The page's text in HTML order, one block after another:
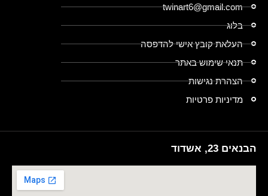
twinart6@gmail.com
בלוג
העלאת קובץ אישי להדפסה
תנאי שימוש באתר
הצהרת נגישות
מדיניות פרטיות
הבנאים 23, אשדוד